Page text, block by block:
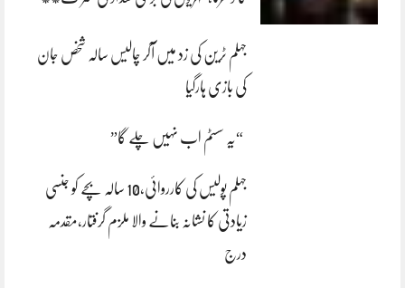
جہلم ٹرین کی زد میں آکر چالیس سالہ شخص جان
کی بازی ہارگیا
“یہ سسٹم اب نہیں چلے گا”
جہلم پولیس کی کارروائی،10 سالہ بچے کو جنسی
زیادتی کا نشانہ بنانے والا ملزم گرفتار،مقدمہ
درج